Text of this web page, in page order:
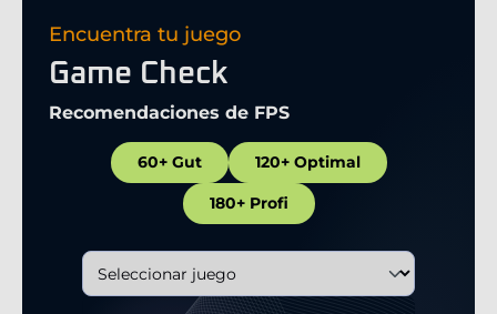
Encuentra tu juego
Game Check
Recomendaciones de FPS
60+ Gut 120+ Optimal
180+ Profi